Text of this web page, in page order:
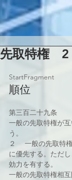
先取特権 2
StartFragment
順位
第三百二十九条
一般の先取特権が
う。
２ 　一般の先取特
に優先する。ただ
効力を有する。
一般の先取特権相